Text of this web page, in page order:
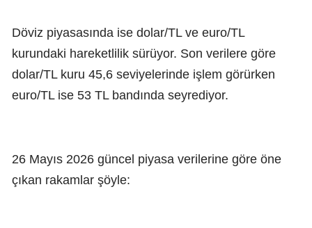
Döviz piyasasında ise dolar/TL ve euro/TL
kurundaki hareketlilik sürüyor. Son verilere göre
dolar/TL kuru 45,6 seviyelerinde işlem görürken
euro/TL ise 53 TL bandında seyrediyor.
26 Mayıs 2026 güncel piyasa verilerine göre öne
çıkan rakamlar şöyle: